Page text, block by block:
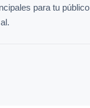
para tu público